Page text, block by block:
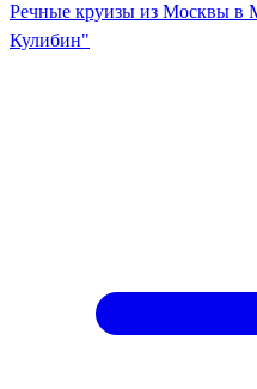
Речные круизы из Москвы в
Кулибин"